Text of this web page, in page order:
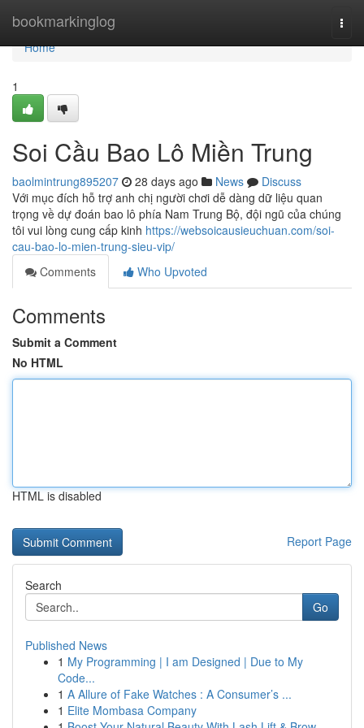
bookmarkinglog
Home
Home
1
Soi Cầu Bao Lô Miền Trung
baolmintrung895207 28 days ago News
Discuss
Với mục đích hỗ trợ anh chị người chơi dễ dàng dữ liệu quan
trọng về dự đoán bao lô phía Nam Trung Bộ, đội ngũ của chúng
tôi vui lòng cung cấp kinh https://websoicausieuchuan.com/soi-
cau-bao-lo-mien-trung-sieu-vip/
Comments
Who Upvoted
Comments
Submit a Comment
No HTML
HTML is disabled
Report Page
Search
Go
Published News
1 My Programming | I am Designed | Due to My
Code...
1 A Allure of Fake Watches : A Consumer’s ...
1 Elite Mombasa Company